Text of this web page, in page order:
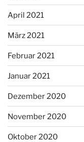
April 2021
März 2021
Februar 2021
Januar 2021
Dezember 2020
November 2020
Oktober 2020